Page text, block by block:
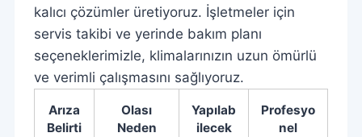
kalıcı çözümler üretiyoruz. İşletmeler için
servis takibi ve yerinde bakım planı
seçeneklerimizle, klimalarınızın uzun ömürlü
ve verimli çalışmasını sağlıyoruz.
Arıza
Belirti
Olası
Neden
Yapılab
ilecek
Profesyo
nel